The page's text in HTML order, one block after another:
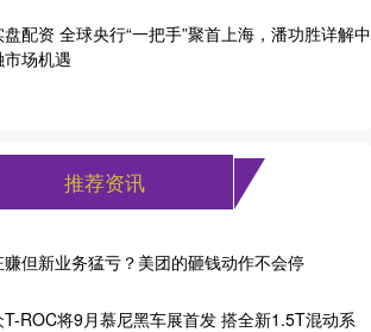
配资 全球央行“一把手”聚首上海，潘功胜详解中
场机遇
推荐资讯
但新业务猛亏？美团的砸钱动作不会停
ROC将9月慕尼黑车展首发 搭全新1.5T混动系